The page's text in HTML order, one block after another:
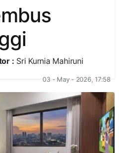
: Sri Kurnia Mahiruni
03 - May - 2026, 17:58